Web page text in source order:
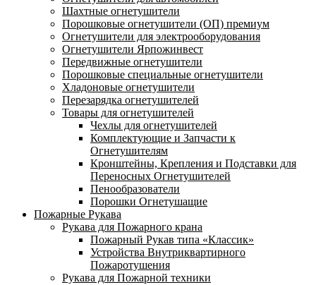
Шахтные огнетушители
Порошковые огнетушители (ОП) премиум
Огнетушители для электрооборудования
Огнетушители Ярпожинвест
Передвижные огнетушители
Порошковые специальные огнетушители
Хладоновые огнетушители
Перезарядка огнетушителей
Товары для огнетушителей
Чехлы для огнетушителей
Комплектующие и Запчасти к
Огнетушителям
Кронштейны, Крепления и Подставки для
Переносных Огнетушителей
Пенообразователи
Порошки Огнетушащие
Пожарные Рукава
Рукава для Пожарного крана
Пожарный Рукав типа «Классик»
Устройства Внутриквартирного
Пожаротушения
Рукава для Пожарной техники